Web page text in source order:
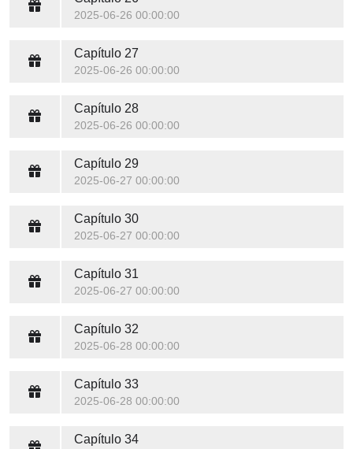
2025-06-26 00:00:00
Capítulo 27
2025-06-26 00:00:00
Capítulo 28
2025-06-26 00:00:00
Capítulo 29
2025-06-27 00:00:00
Capítulo 30
2025-06-27 00:00:00
Capítulo 31
2025-06-27 00:00:00
Capítulo 32
2025-06-28 00:00:00
Capítulo 33
2025-06-28 00:00:00
Capítulo 34